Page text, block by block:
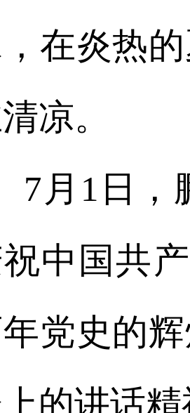
在炎热
凉。
7月1日，
中国共
党史的
的讲话